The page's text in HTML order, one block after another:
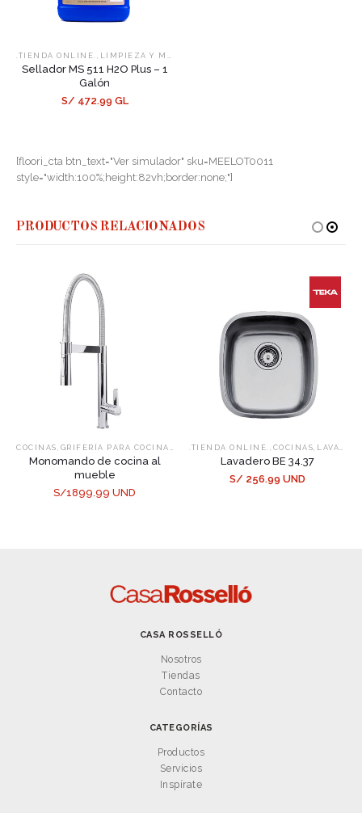
.TIENDA ONLINE. LIMPIEZA Y MANTENIMIENTO
Sellador MS 511 H2O Plus – 1
Galón
S/ 472.99 GL
[floori_cta btn_text="Ver simulador" sku=MEELOT0011
style="width:100%;height:82vh;border:none;"]
PRODUCTOS RELACIONADOS
COCINAS GRIFERÍA PARA COCINAS
Monomando de cocina al
mueble
S/1899.99 UND
.TIENDA ONLINE. COCINAS LAVADEROS
Lavadero BE 34.37
S/ 256.99 UND
CASA ROSSELLÓ
Nosotros
Tiendas
Contacto
CATEGORÍAS
Productos
Servicios
Inspírate